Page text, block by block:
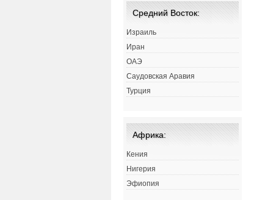
Средний Восток:
Израиль
Иран
ОАЭ
Саудовская Аравия
Турция
Африка:
Кения
Нигерия
Эфиопия